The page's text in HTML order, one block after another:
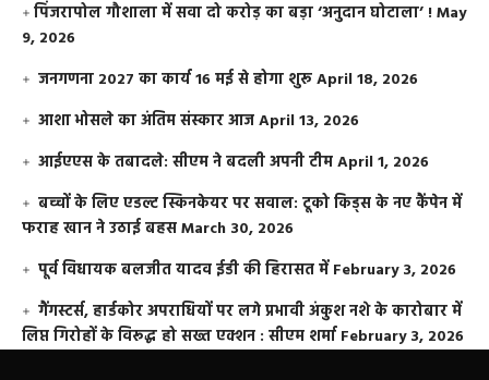
​पिंजरापोल गौशाला में सवा दो करोड़ का बड़ा ‘अनुदान घोटाला’ !May
9, 2026
जनगणना 2027 का कार्य 16 मई से होगा शुरूApril 18, 2026
आशा भोसले का अंतिम संस्कार आजApril 13, 2026
आईएएस के तबादले: सीएम ने बदली अपनी टीमApril 1, 2026
बच्चों के लिए एडल्ट स्किनकेयर पर सवाल: टूको किड्स के नए कैंपेन में
फराह खान ने उठाई बहसMarch 30, 2026
पूर्व विधायक बलजीत यादव ईडी की हिरासत में February 3, 2026
गैंगस्टर्स, हार्डकोर अपराधियों पर लगे प्रभावी अंकुश नशे के कारोबार में
लिप्त गिरोहों के विरूद्ध हो सख्त एक्शन : सीएम शर्मा February 3, 2026